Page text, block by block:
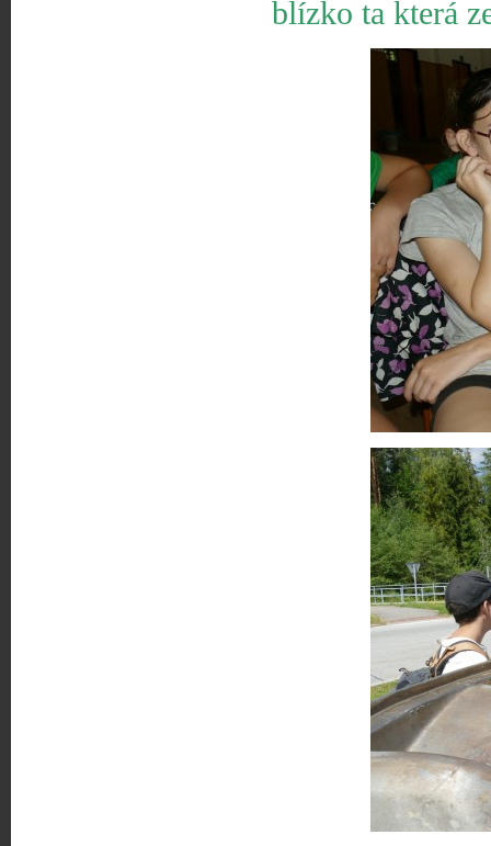
blízko ta která